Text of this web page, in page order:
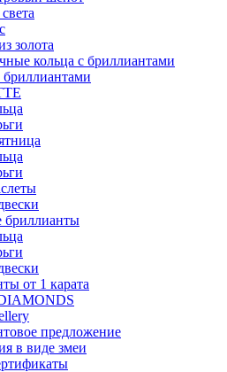
золота
кольца с бриллиантами
бриллианты
от 1 карата
предложение
в виде змеи